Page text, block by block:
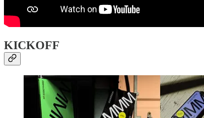
KICKOFF